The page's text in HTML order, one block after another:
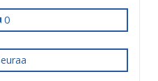
Näytöt Bussipysäkeille.
0